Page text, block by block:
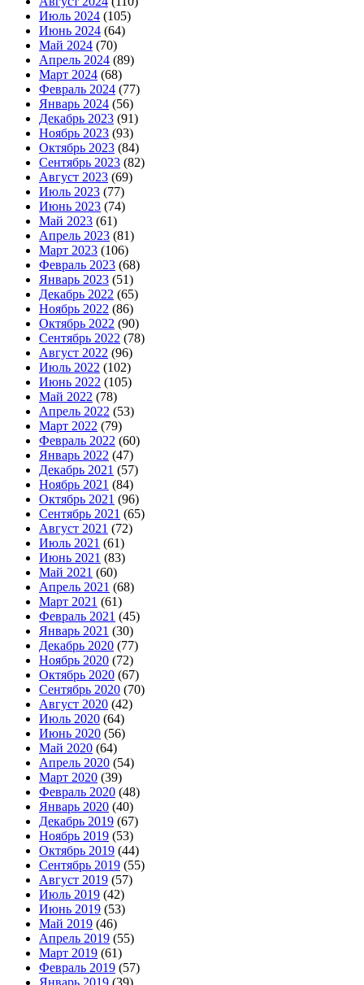
Июль 2024 (105)
Июнь 2024 (64)
Май 2024 (70)
Апрель 2024 (89)
Март 2024 (68)
Февраль 2024 (77)
Январь 2024 (56)
Декабрь 2023 (91)
Ноябрь 2023 (93)
Октябрь 2023 (84)
Сентябрь 2023 (82)
Август 2023 (69)
Июль 2023 (77)
Июнь 2023 (74)
Май 2023 (61)
Апрель 2023 (81)
Март 2023 (106)
Февраль 2023 (68)
Январь 2023 (51)
Декабрь 2022 (65)
Ноябрь 2022 (86)
Октябрь 2022 (90)
Сентябрь 2022 (78)
Август 2022 (96)
Июль 2022 (102)
Июнь 2022 (105)
Май 2022 (78)
Апрель 2022 (53)
Март 2022 (79)
Февраль 2022 (60)
Январь 2022 (47)
Декабрь 2021 (57)
Ноябрь 2021 (84)
Октябрь 2021 (96)
Сентябрь 2021 (65)
Август 2021 (72)
Июль 2021 (61)
Июнь 2021 (83)
Май 2021 (60)
Апрель 2021 (68)
Март 2021 (61)
Февраль 2021 (45)
Январь 2021 (30)
Декабрь 2020 (77)
Ноябрь 2020 (72)
Октябрь 2020 (67)
Сентябрь 2020 (70)
Август 2020 (42)
Июль 2020 (64)
Июнь 2020 (56)
Май 2020 (64)
Апрель 2020 (54)
Март 2020 (39)
Февраль 2020 (48)
Январь 2020 (40)
Декабрь 2019 (67)
Ноябрь 2019 (53)
Октябрь 2019 (44)
Сентябрь 2019 (55)
Август 2019 (57)
Июль 2019 (42)
Июнь 2019 (53)
Май 2019 (46)
Апрель 2019 (55)
Март 2019 (61)
Февраль 2019 (57)